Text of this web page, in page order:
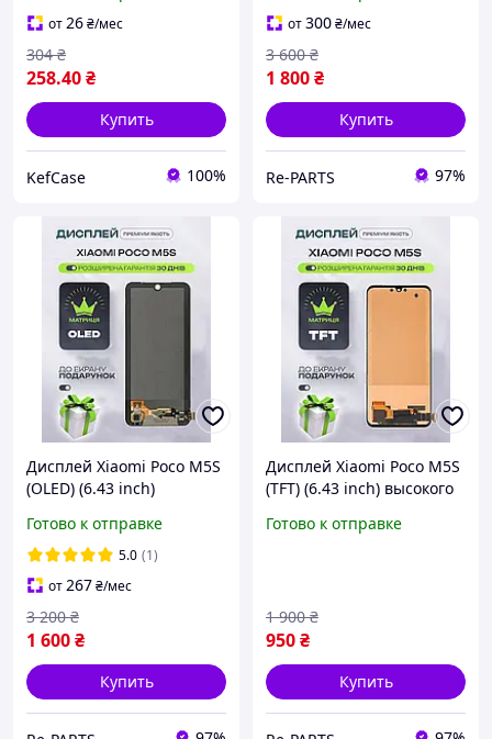
от26₴/мес
258.40₴
304 ₴
Купить
KefCase 100%
М5С
от300₴/мес
1 800₴
3 600 ₴
Купить
Re-PARTS 97%
Дисплей Xiaomi Poco M5S
(OLED) (6.43 inch)
на Ксиоми Поко М5С
Готово к отправке
5.0 (1)
от267₴/мес
1 600₴
3 200 ₴
Купить
Дисплей Xiaomi Poco M5S
(TFT) (6.43 inch) высокого
Ксиоми Поко М5С
Готово к отправке
950₴
1 900 ₴
Купить